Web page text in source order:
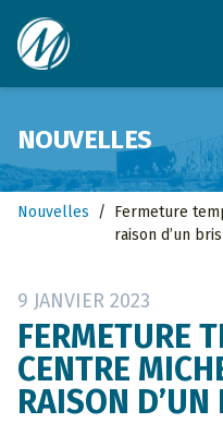
Ville de Malartic
NOUVELLES
Nouvelles / Fermeture
raison d’un bris
9 JANVIER 2023
FERMETURE
CENTRE
RAISON D’UN